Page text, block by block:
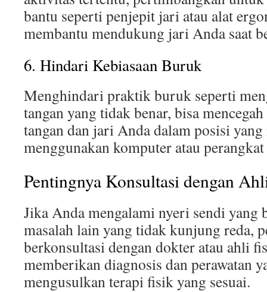
bantu seperti penjepit jari atau alat
membantu mendukung jari Anda saat
6. Hindari Kebiasaan Buruk
Menghindari praktik buruk seperti
tangan yang tidak benar, bisa
tangan dan jari Anda dalam posisi yang
menggunakan komputer atau
Pentingnya Konsultasi dengan
Jika Anda mengalami nyeri sendi yang
masalah lain yang tidak kunjung reda,
berkonsultasi dengan dokter atau ahli
memberikan diagnosis dan perawatan
mengusulkan terapi fisik yang sesuai.